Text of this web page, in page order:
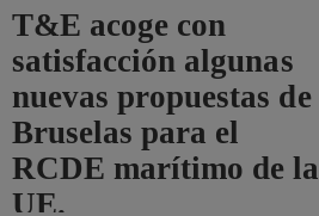
T&E acoge con
satisfacción algunas
nuevas propuestas de
Bruselas para el
RCDE marítimo de la
UE.